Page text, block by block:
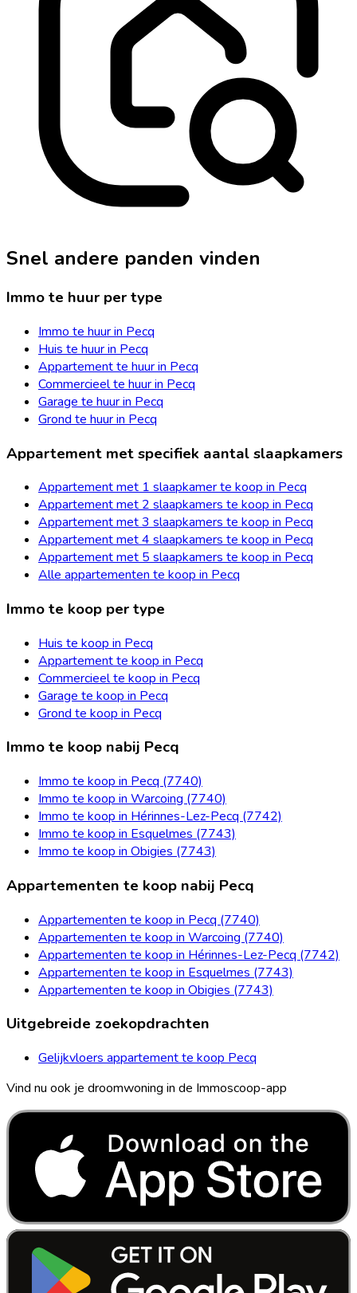
Snel andere panden vinden
Immo te huur per type
Immo te huur in Pecq
Huis te huur in Pecq
Appartement te huur in Pecq
Commercieel te huur in Pecq
Garage te huur in Pecq
Grond te huur in Pecq
Appartement met specifiek aantal slaapkamers
Appartement met 1 slaapkamer te koop in Pecq
Appartement met 2 slaapkamers te koop in Pecq
Appartement met 3 slaapkamers te koop in Pecq
Appartement met 4 slaapkamers te koop in Pecq
Appartement met 5 slaapkamers te koop in Pecq
Alle appartementen te koop in Pecq
Immo te koop per type
Huis te koop in Pecq
Appartement te koop in Pecq
Commercieel te koop in Pecq
Garage te koop in Pecq
Grond te koop in Pecq
Immo te koop nabij Pecq
Immo te koop in Pecq (7740)
Immo te koop in Warcoing (7740)
Immo te koop in Hérinnes-Lez-Pecq (7742)
Immo te koop in Esquelmes (7743)
Immo te koop in Obigies (7743)
Appartementen te koop nabij Pecq
Appartementen te koop in Pecq (7740)
Appartementen te koop in Warcoing (7740)
Appartementen te koop in Hérinnes-Lez-Pecq (7742)
Appartementen te koop in Esquelmes (7743)
Appartementen te koop in Obigies (7743)
Uitgebreide zoekopdrachten
Gelijkvloers appartement te koop Pecq
Vind nu ook je droomwoning in de Immoscoop-app